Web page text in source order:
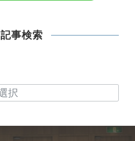
記事検索